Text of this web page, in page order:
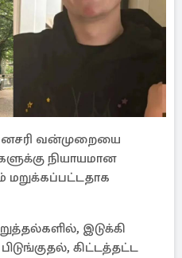
வன்முறையை
நியாயமான
மறுக்கப்பட்டதாக
இடுக்கி
கிட்டத்தட்ட